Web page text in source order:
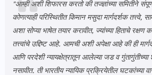
​"आम्ही अशी शिफारस करतो की तज्ज्ञांच्या समितीने
कोणत्याही परिस्थितीत किमान मसुदा मार्गदर्शक तत्त्वे,
अशा सोप्या भाषेत तयार करावीत, ज्यांच्या हिताचे रक्षण
तत्त्वांचे उद्दिष्ट आहे. आमची अशी अपेक्षा आहे की ही
आणि परदेशी न्यायक्षेत्रातून आलेल्या जड व गुंतागुंतीच्या
नसावीत. ती भारतीय न्यायिक प्रक्रियेतील घटकांच्या